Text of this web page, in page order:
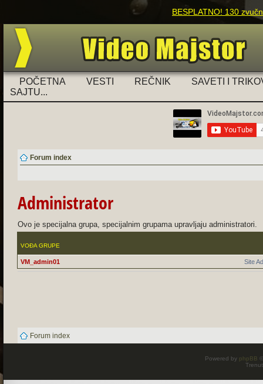
BESPLATNO! 130
POČETNA VESTI REČNIK
SAVETI I
SAJTU...
Forum index
Administrator
Ovo je specijalna grupa, specijalnim grupama upravljaju administratori.
VOĐA GRUPE
Site
VM_admin01
Forum index
Powered by phpBB